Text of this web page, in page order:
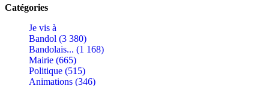
Catégories
Je vis à
Bandol (3 380)
Bandolais... (1 168)
Mairie (665)
Politique (515)
Animations (346)